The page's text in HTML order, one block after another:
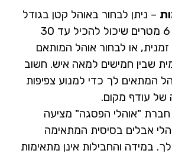
– ניתן לבחור באוהל קטן בגודל
של 3 על 6 מטרים שיכול להכיל עד 30
זמנית, או לבחור אוהל המותאם
שבין חמישים למאה איש. חשוב
המתאים לך כדי למנוע צפיפות
של עודף מקום.
"אוהלי הפסגה" מציעה
אבלים בסיסית המתאימה
במידה והחבילות אינן מתאימות